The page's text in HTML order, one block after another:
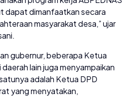
dapat dimanfaatkan secara
masyarakat desa,” ujar
gubernur, beberapa Ketua
lain juga menyampaikan
adalah Ketua DPD
yang menyatakan,